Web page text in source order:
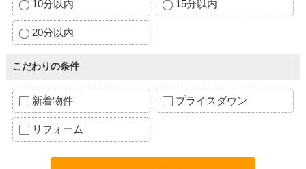
10分以内 15分以内
20分以内
こだわりの条件
新着物件 プライスダウン
リフォーム